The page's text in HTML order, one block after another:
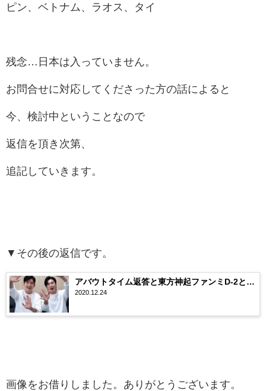
ピン、ベトナム、ラオス、タイ
残念…日本は入っていません。
お問合せに対応してくださった方の話によると
今、検討中ということなので
返信を頂き次第、
追記していきます。
▼その後の返信です。
アバウトタイム返答と東方神起ファンミD-2と…
2020.12.24
画像をお借りしました。ありがとうございます。